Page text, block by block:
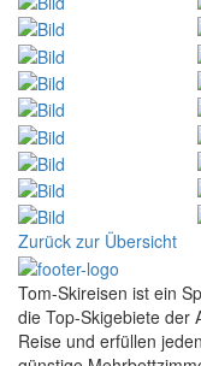
Zurück zur Übersicht
Tom-Skireisen ist ein
die Top-Skigebiete der
Reise und erfüllen